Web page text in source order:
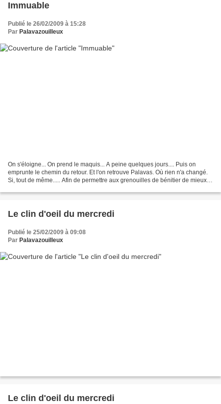
Immuable
Publié le 26/02/2009 à 15:28
Par Palavazouilleux
On s'éloigne... On prend le maquis... A peine quelques jours.... Puis on
emprunte le chemin du retour. Et l'on retrouve Palavas. Où rien n'a changé.
Si, tout de même..... Afin de permettre aux grenouilles de bénitier de mieux
Le clin d'oeil du mercredi
Publié le 25/02/2009 à 09:08
Par Palavazouilleux
Le clin d'oeil du mercredi